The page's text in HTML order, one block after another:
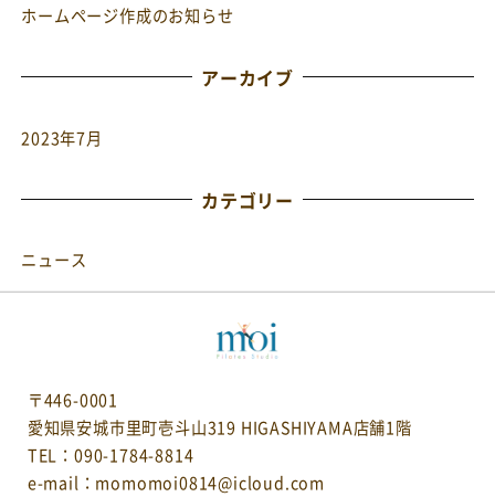
ホームページ作成のお知らせ
アーカイブ
2023年7月
カテゴリー
ニュース
〒446-0001
愛知県安城市里町壱斗山319 HIGASHIYAMA店舗1階
TEL：090-1784-8814
e-mail：momomoi0814@icloud.com